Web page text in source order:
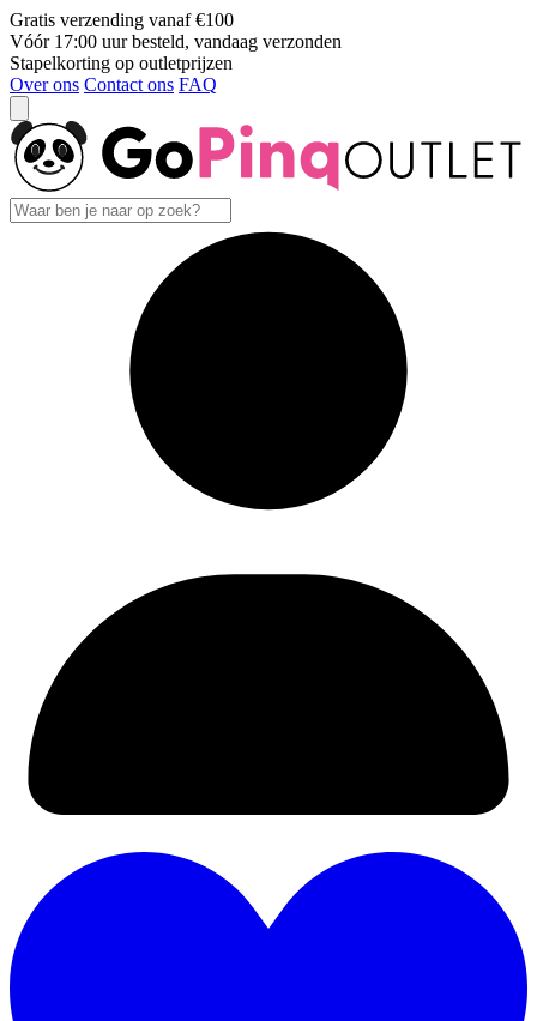
Gratis verzending vanaf €100
Vóór 17:00 uur besteld, vandaag verzonden
Stapelkorting op outletprijzen
Over ons Contact ons FAQ